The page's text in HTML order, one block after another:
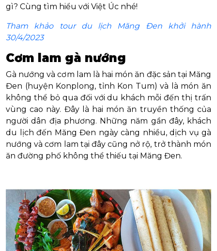
gì? Cùng tìm hiểu với Việt Úc nhé!
Tham khảo tour du lịch Măng Đen khởi hành
30/4/2023
Cơm lam gà nướng
Gà nướng và cơm lam là hai món ăn đặc sản tại Măng
Đen (huyện Konplong, tỉnh Kon Tum) và là món ăn
không thể bỏ qua đối với du khách mỗi đến thị trấn
vùng cao này. Đây là hai món ăn truyền thống của
người dân địa phương. Những năm gần đây, khách
du lịch đến Măng Đen ngày càng nhiều, dịch vụ gà
nướng và cơm lam tại đây cũng nở rộ, trở thành món
ăn đường phố không thể thiếu tại Măng Đen.